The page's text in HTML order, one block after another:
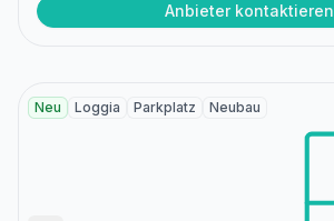
Anbieter kontaktieren
Neu Loggia Parkplatz Neubau